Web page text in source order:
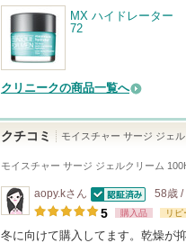
MX ハイドレーター
72
クリニークの商品一覧へ
クチコミ モイスチャー サージ ジェ
モイスチャー サージ ジェルクリーム
aopy.kさん
認証済
58歳 /
5 購入品 リピ
冬に向けて購入してます。乾燥が